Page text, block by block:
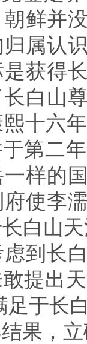
鲜并
属认
获得
白山
十六
第二
样的
使李
白山
到长
提出
足于长
果，